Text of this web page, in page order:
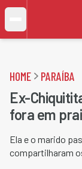
HOME PARAÍBA
Ex-
fora em
Ela e o marido
compartilharam